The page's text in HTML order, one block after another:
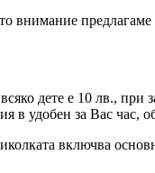
внимание предлагаме
дете е 10 лв., при
в удобен за Вас час,
включва